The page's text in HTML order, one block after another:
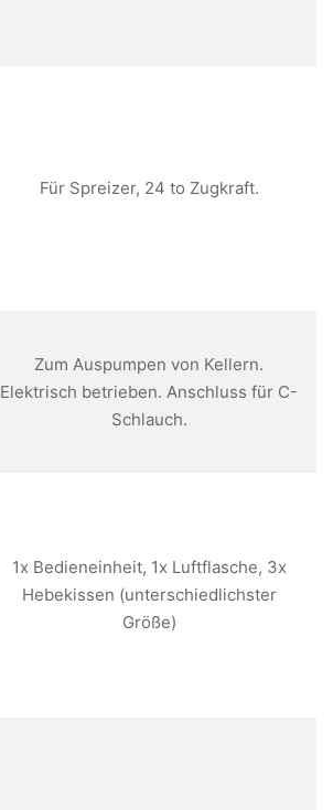
Für Spreizer, 24 to Zugkraft.
Zum Auspumpen von Kellern.
Elektrisch betrieben. Anschluss für C-
Schlauch.
1x Bedieneinheit, 1x Luftflasche, 3x
Hebekissen (unterschiedlichster
Größe)